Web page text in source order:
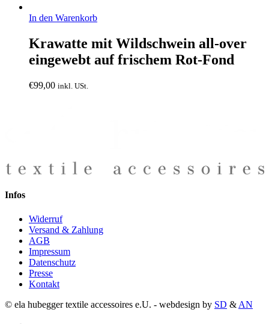
In den Warenkorb
Krawatte mit Wildschwein all-over
eingewebt auf frischem Rot-Fond
€99,00 inkl. USt.
Infos
Widerruf
Versand & Zahlung
AGB
Impressum
Datenschutz
Presse
Kontakt
© ela hubegger textile accessoires e.U. - webdesign by SD & AN